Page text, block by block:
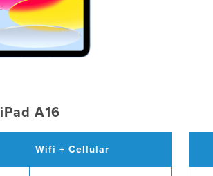
iPad A16
Wifi + Cellular